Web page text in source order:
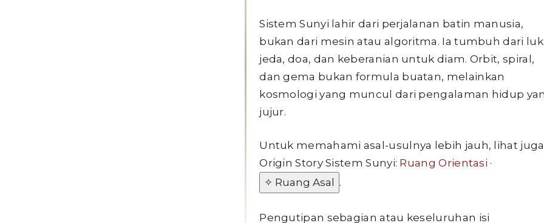
Sistem Sunyi lahir dari perjalanan batin manusia,
bukan dari mesin atau algoritma. Ia tumbuh dari
jeda, doa, dan keberanian untuk diam. Orbit, spiral,
dan gema bukan formula buatan, melainkan
kosmologi yang muncul dari pengalaman hidup
jujur.
Untuk memahami asal-usulnya lebih jauh, lihat juga
Origin Story Sistem Sunyi: Ruang Orientasi ·
✧ Ruang Asal
.
Pengutipan sebagian atau keseluruhan isi